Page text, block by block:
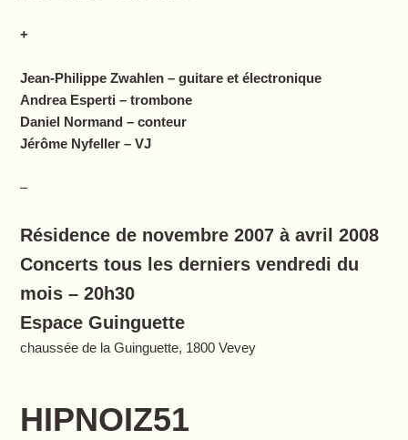
+
Jean-Philippe Zwahlen – guitare et électronique
Andrea Esperti – trombone
Daniel Normand – conteur
Jérôme Nyfeller – VJ
–
Résidence de novembre 2007 à avril 2008
Concerts tous les derniers vendredi du
mois – 20h30
Espace Guinguette
chaussée de la Guinguette, 1800 Vevey
HIPNOIZ51